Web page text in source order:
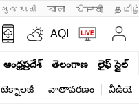
ગુજરાતી বাংলা ਪੰਜਾਬੀ
AQI
ఆంధ్రప్రదేశ్ తెలంగాణ లైఫ్ స్టైల్
టెక్నాలజీ వాతావరణం